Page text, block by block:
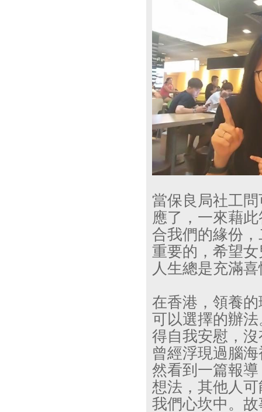
當保良局社工
應了，一來藉
合我們的緣份
重要的，希望
人生總是充滿
在香港，領養
可以選擇的辦
得自我安慰，
曾經浮現過腦
然看到一篇報
想法，其他人
我們心坎中。